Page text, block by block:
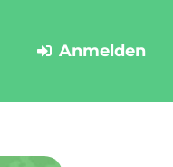
Anmelden